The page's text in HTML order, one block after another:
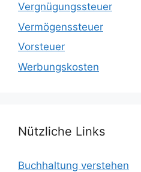
Vergnügungssteuer
Vermögenssteuer
Vorsteuer
Werbungskosten
Nützliche Links
Buchhaltung verstehen